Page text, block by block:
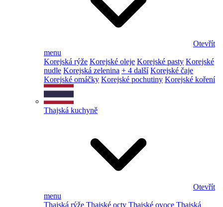
Otevřít
menu
Korejská rýže Korejské oleje Korejské pasty Korejské
nudle Korejská zelenina + 4 další Korejské čaje
Korejské omáčky Korejské pochutiny Korejské koření
Thajská kuchyně
Otevřít
menu
Thajská rýže Thajské octy Thajské ovoce Thajská